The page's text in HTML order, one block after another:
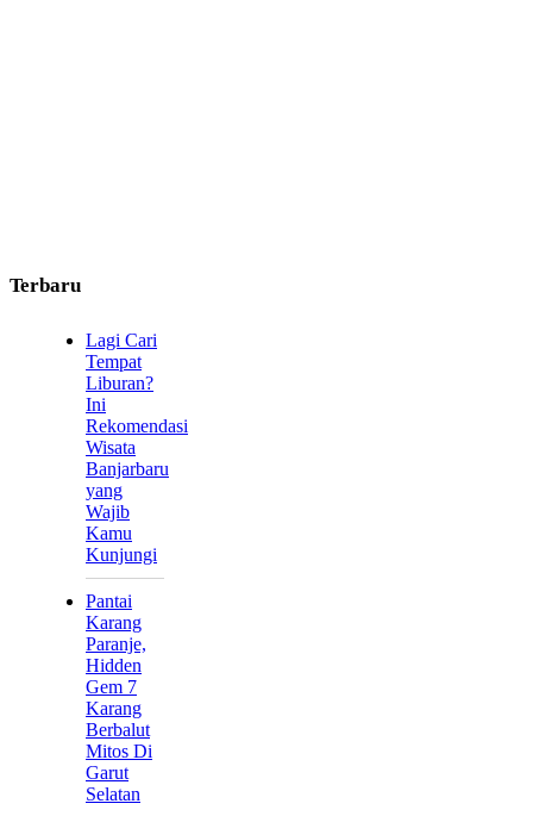
Terbaru
Lagi Cari
Tempat
Liburan?
Ini
Rekomendasi
Wisata
Banjarbaru
yang
Wajib
Kamu
Kunjungi
Pantai
Karang
Paranje,
Hidden
Gem 7
Karang
Berbalut
Mitos Di
Garut
Selatan